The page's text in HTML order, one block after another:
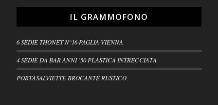
IL GRAMMOFONO
6 SEDIE THONET N°16 PAGLIA VIENNA
4 SEDIE DA BAR ANNI ’50 PLASTICA INTRECCIATA
PORTASALVIETTE BROCANTE RUSTICO